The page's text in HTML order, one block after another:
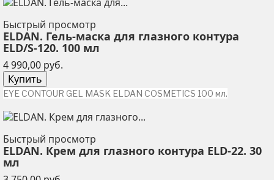
Быстрый просмотр
ELDAN. Гель-маска для глазного контура
ELD/S-120. 100 мл
4 990,00 руб.
Купить
EYE CONTOUR GEL MASK ELDAN COSMETICS 100 мл.
Быстрый просмотр
ELDAN. Крем для глазного контура ELD-22. 30
мл